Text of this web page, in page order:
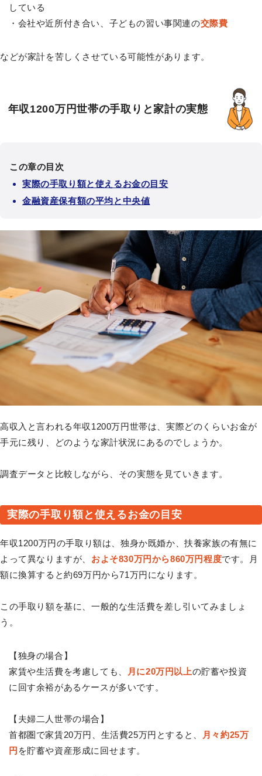
している
・会社や近所付き合い、子どもの習い事関連の交際費
などが家計を苦しくさせている可能性があります。
年収1200万円世帯の手取りと家計の実態
この章の目次
実際の手取り額と使えるお金の目安
金融資産保有額の平均と中央値
高収入と言われる年収1200万円世帯は、実際どのくらいお金が
手元に残り、どのような家計状況にあるのでしょうか。
調査データと比較しながら、その実態を見ていきます。
実際の手取り額と使えるお金の目安
年収1200万円の手取り額は、独身か既婚か、扶養家族の有無に
よって異なりますが、 およそ830万円から860万円程度です。月
額に換算すると約69万円から71万円になります。
この手取り額を基に、一般的な生活費を差し引いてみましょ
う。
【独身の場合】
家賃や生活費を考慮しても、
月に20万円以上の貯蓄や投資
に回す余裕があるケースが多いです。
【夫婦二人世帯の場合】
首都圏で家賃20万円、生活費25万円とすると、
月々約25万
円 を貯蓄や資産形成に回せます。